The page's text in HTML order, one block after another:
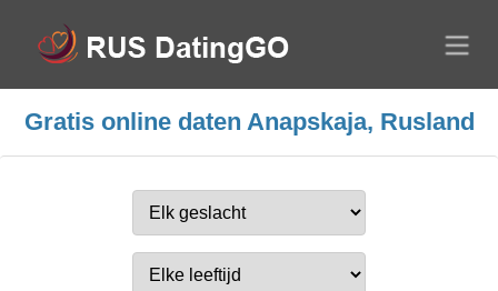
Gratis online daten Anapskaja, Rusland